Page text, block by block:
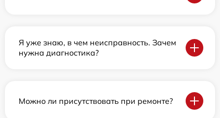
Я уже знаю, в чем неисправность. Зачем
нужна диагностика?
Можно ли присутствовать при ремонте?